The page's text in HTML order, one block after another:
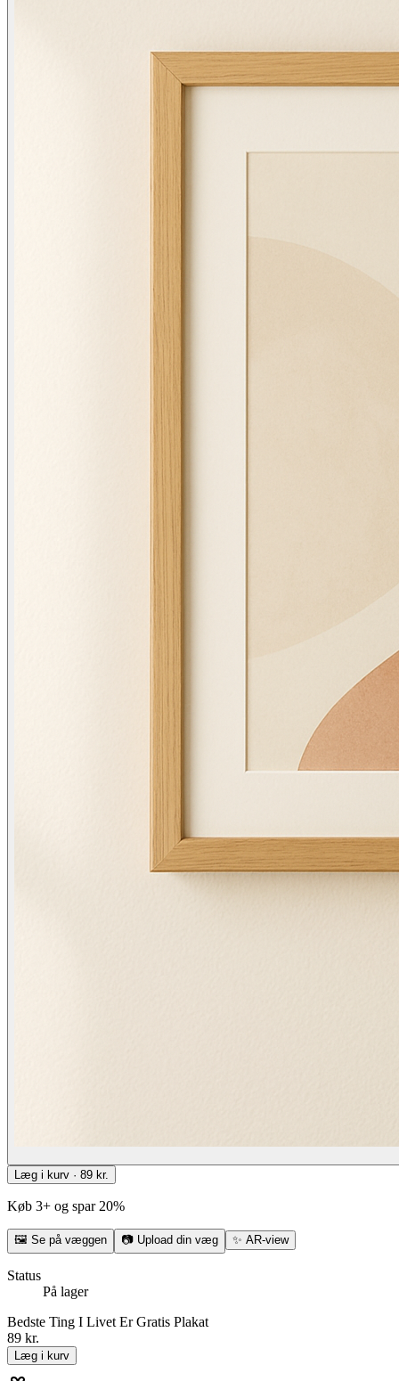
Læg i kurv · 89 kr.
Køb 3+ og spar 20%
🖼 Se på væggen 📷 Upload din væg ✨ AR-view
Status
På lager
Bedste Ting I Livet Er Gratis Plakat
89 kr.
Læg i kurv